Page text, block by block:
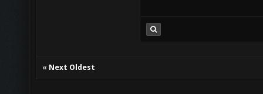
« Next Oldest